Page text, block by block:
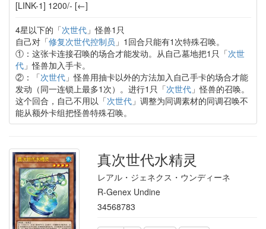
[LINK-1] 1200/- [←]
4星以下的「次世代」怪兽1只
自己对「修复次世代控制员 」1回合只能有1次特殊召唤。
①：这张卡连接召唤的场合才能发动。从自己墓地把1只「次世
代」怪兽加入手卡。
②：「次世代」怪兽用抽卡以外的方法加入自己手卡的场合才能
发动（同一连锁上最多1次）。进行1只「次世代」怪兽的召唤。
这个回合，自己不用以「次世代」调整为同调素材的同调召唤不
能从额外卡组把怪兽特殊召唤。
真次世代水精灵
レアル・ジェネクス・ウンディーネ
R-Genex Undine
34568783